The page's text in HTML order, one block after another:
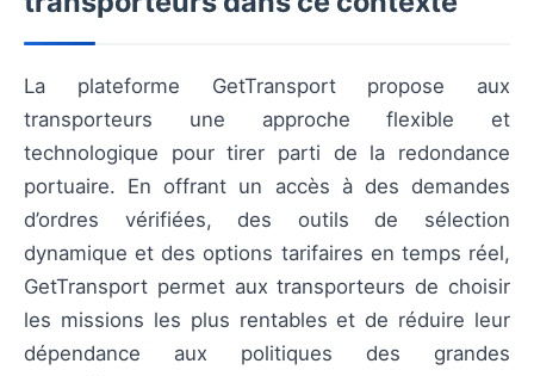
La plateforme GetTransport propose aux
transporteurs une approche flexible et
technologique pour tirer parti de la redondance
portuaire. En offrant un accès à des demandes
d’ordres vérifiées, des outils de sélection
dynamique et des options tarifaires en temps réel,
GetTransport permet aux transporteurs de choisir
les missions les plus rentables et de réduire leur
dépendance aux politiques des grandes